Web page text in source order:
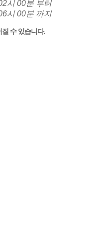
시 00분 부터
시 00분 까지
수 있습니다.